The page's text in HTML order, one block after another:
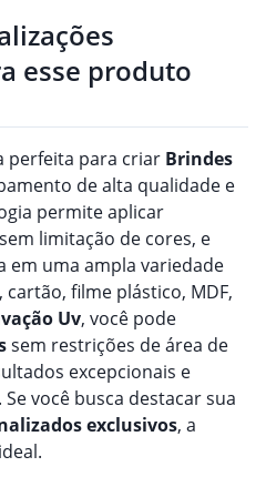
esse produto
perfeita para criar Brindes
de alta qualidade e
permite aplicar
limitação de cores, e
em uma ampla variedade
filme plástico, MDF,
Uv, você pode
sem restrições de área de
excepcionais e
você busca destacar sua
sexclusivos, a